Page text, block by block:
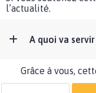
l’actualité.
A quoi va
Grâce à vous,